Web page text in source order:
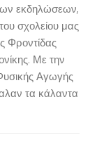
εκδηλώσεων,
σχολείου μας
Φροντίδας
Με την
Αγωγής
τα κάλαντα